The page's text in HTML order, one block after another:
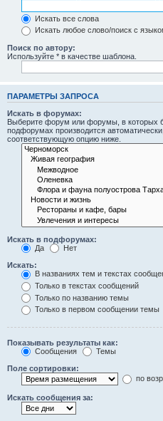
Искать все слова
Искать любое слово/поиск с
Поиск по автору:
Используйте * в качестве шаблона.
ПАРАМЕТРЫ ЗАПРОСА
Искать в форумах:
Выберите форум или форумы, в которых
подфорумах производится
соответствующую опцию ниже.
Искать в подфорумах:
Да
Нет
Искать:
В названиях тем и текстах
Только в текстах сообщений
Только по названию темы
Только в первом сообщении темы
Показывать результаты как:
Сообщения
Темы
Поле сортировки:
по
Искать сообщения за: